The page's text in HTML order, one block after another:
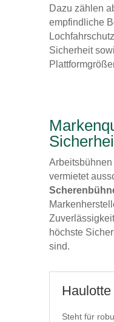
Dazu zählen
empfindliche
Sicherheit
vermietet
höchste
sind.
Haulotte
Steht für